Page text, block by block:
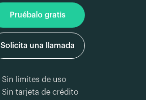
Pruébalo gratis
Solicita una llamada
Sin límites de uso
Sin tarjeta de crédito